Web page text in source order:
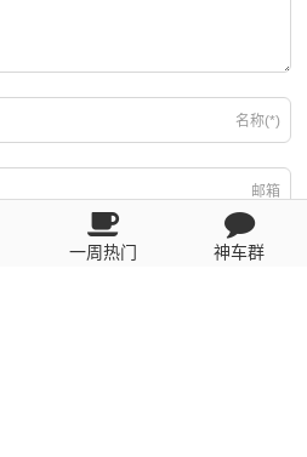
名称(*)
邮箱
一周热门 神车群